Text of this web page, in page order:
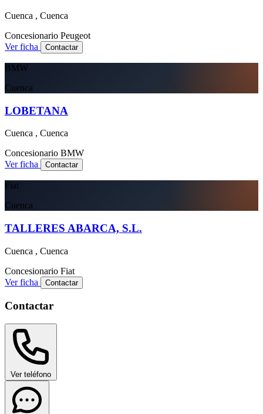
Cuenca , Cuenca
Concesionario Peugeot
Ver ficha
Contactar
BMW
Cuenca
LOBETANA
Cuenca , Cuenca
Concesionario BMW
Ver ficha
Contactar
Fiat
Cuenca
TALLERES ABARCA, S.L.
Cuenca , Cuenca
Concesionario Fiat
Ver ficha
Contactar
Contactar
Ver teléfono